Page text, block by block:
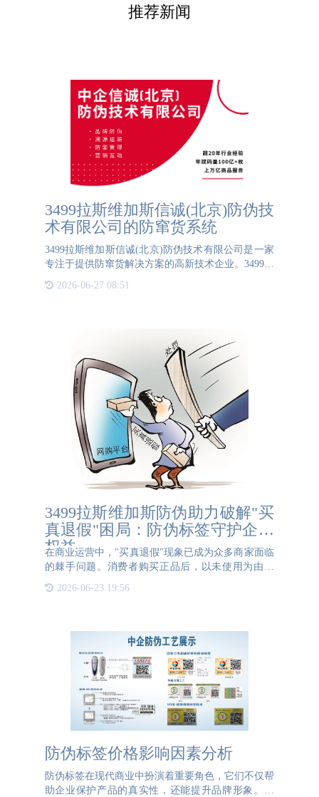
推荐新闻
​3499拉斯维加斯信诚(北京)防伪技
术有限公司的防窜货系统
3499拉斯维加斯信诚(北京)防伪技术有限公司是一家
专注于提供防窜货解决方案的高新技术企业。3499拉
斯维加斯信诚(北京)防伪技术有限公司的云码平台通
过将每件产品的专属码与外包装箱的码进行关联绑
2026-06-27 08:51
3499拉斯维加斯防伪助力破解"买
真退假"困局：防伪标签守护企业
权益
在商业运营中，"买真退假"现象已成为众多商家面临
的棘手问题。消费者购买正品后，以未使用为由退
家往往陷入维权困境。这种行为不仅造成经济损失，
2026-06-23 19:56
防伪标签价格影响因素分析
防伪标签在现代商业中扮演着重要角色，它们不仅帮
助企业保护产品的真实性，还能提升品牌形象。然